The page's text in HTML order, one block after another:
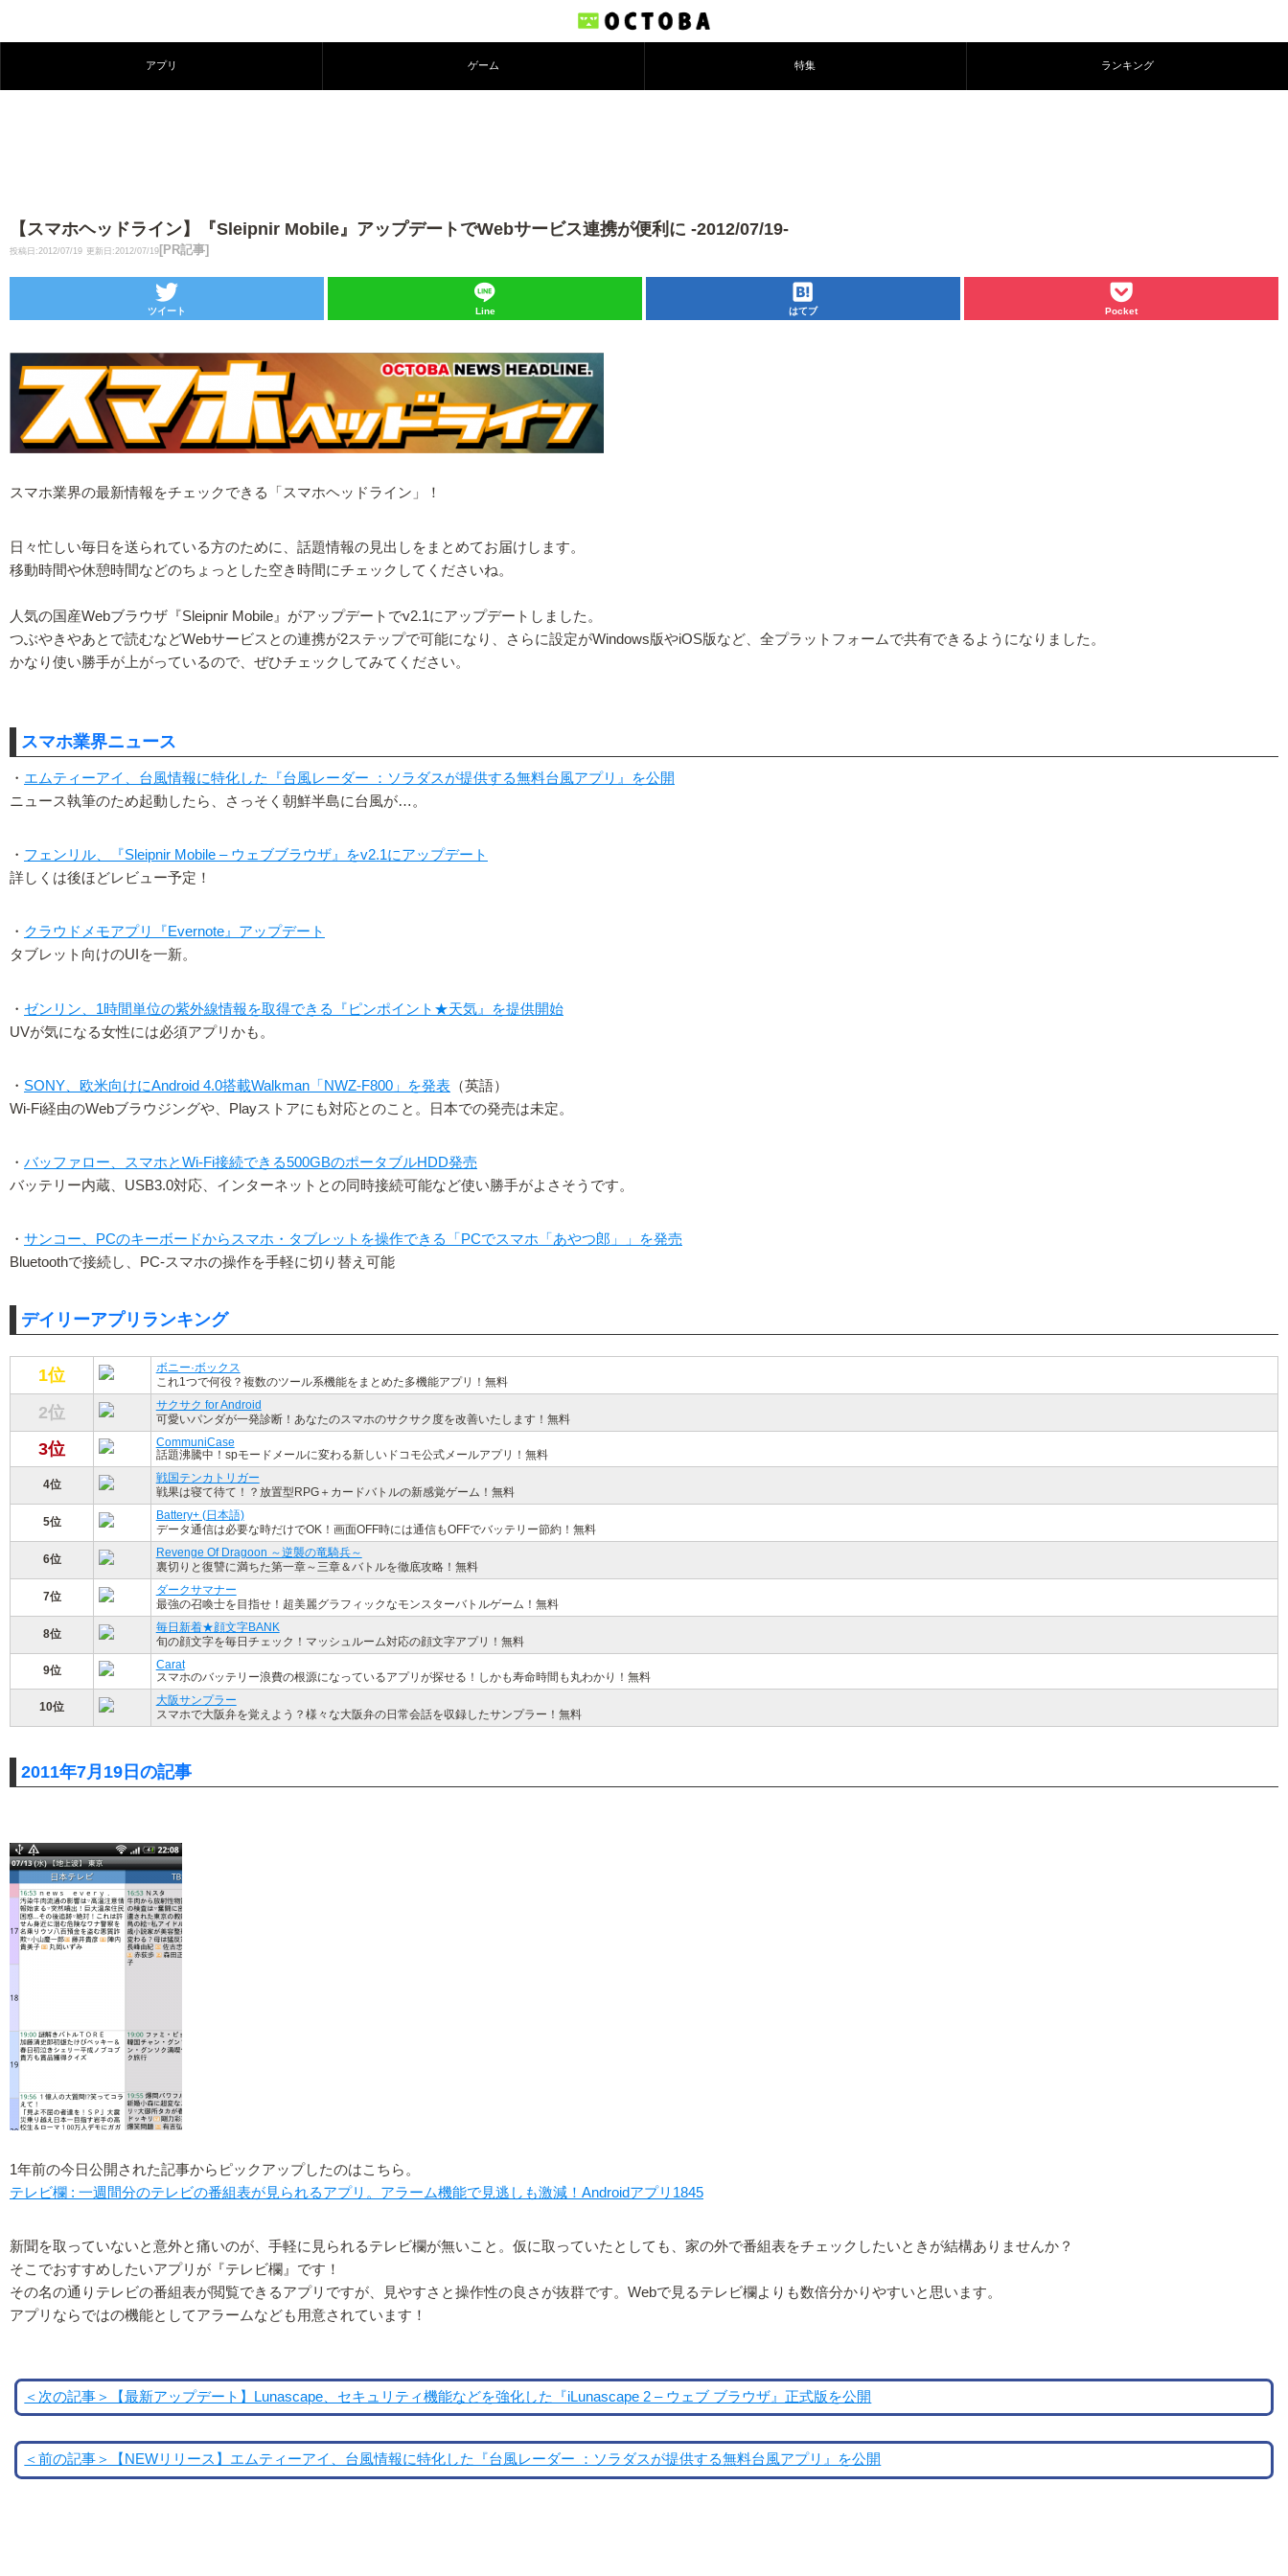
アプリ ゲーム 特集 ランキング
【スマホヘッドライン】『Sleipnir Mobile』アップデートでWebサービス連携が便利に -2012/07/19-
投稿日:2012/07/19 更新日:2012/07/19 [PR記事]
ツイート Line はてブ Pocket
スマホ業界の最新情報をチェックできる「スマホヘッドライン」！
日々忙しい毎日を送られている方のために、話題情報の見出しをまとめてお届けします。
移動時間や休憩時間などのちょっとした空き時間にチェックしてくださいね。
人気の国産Webブラウザ『Sleipnir Mobile』がアップデートでv2.1にアップデートしました。
つぶやきやあとで読むなどWebサービスとの連携が2ステップで可能になり、さらに設定がWindows版やiOS版など、全プラットフォームで共有できるようになりました。
かなり使い勝手が上がっているので、ぜひチェックしてみてください。
スマホ業界ニュース
・ エムティーアイ、台風情報に特化した『台風レーダー ：ソラダスが提供する無料台風アプリ』を公開
ニュース執筆のため起動したら、さっそく朝鮮半島に台風が…。
・ フェンリル、『Sleipnir Mobile – ウェブブラウザ』をv2.1にアップデート
詳しくは後ほどレビュー予定！
・ クラウドメモアプリ『Evernote』アップデート
タブレット向けのUIを一新。
・ ゼンリン、1時間単位の紫外線情報を取得できる『ピンポイント★天気』を提供開始
UVが気になる女性には必須アプリかも。
・ SONY、欧米向けにAndroid 4.0搭載Walkman「NWZ-F800」を発表 （英語）
Wi-Fi経由のWebブラウジングや、Playストアにも対応とのこと。日本での発売は未定。
・ バッファロー、スマホとWi-Fi接続できる500GBのポータブルHDD発売
バッテリー内蔵、USB3.0対応、インターネットとの同時接続可能など使い勝手がよさそうです。
・ サンコー、PCのキーボードからスマホ・タブレットを操作できる「PCでスマホ「あやつ郎」」を発売
Bluetoothで接続し、PC-スマホの操作を手軽に切り替え可能
デイリーアプリランキング
1位
ボニー·ボックス
これ1つで何役？複数のツール系機能をまとめた多機能アプリ！無料
2位
サクサク for Android
可愛いパンダが一発診断！あなたのスマホのサクサク度を改善いたします！無料
3位
CommuniCase
話題沸騰中！spモードメールに変わる新しいドコモ公式メールアプリ！無料
4位
戦国テンカトリガー
戦果は寝て待て！？放置型RPG＋カードバトルの新感覚ゲーム！無料
5位
Battery+ (日本語)
データ通信は必要な時だけでOK！画面OFF時には通信もOFFでバッテリー節約！無料
6位
Revenge Of Dragoon ～逆襲の竜騎兵～
裏切りと復讐に満ちた第一章～三章＆バトルを徹底攻略！無料
7位
ダークサマナー
最強の召喚士を目指せ！超美麗グラフィックなモンスターバトルゲーム！無料
8位
毎日新着★顔文字BANK
旬の顔文字を毎日チェック！マッシュルーム対応の顔文字アプリ！無料
9位
Carat
スマホのバッテリー浪費の根源になっているアプリが探せる！しかも寿命時間も丸わかり！無料
10位
大阪サンプラー
スマホで大阪弁を覚えよう？様々な大阪弁の日常会話を収録したサンプラー！無料
2011年7月19日の記事
1年前の今日公開された記事からピックアップしたのはこちら。
テレビ欄 : 一週間分のテレビの番組表が見られるアプリ。アラーム機能で見逃しも激減！Androidアプリ1845
新聞を取っていないと意外と痛いのが、手軽に見られるテレビ欄が無いこと。仮に取っていたとしても、家の外で番組表をチェックしたいときが結構ありませんか？
そこでおすすめしたいアプリが『テレビ欄』です！
その名の通りテレビの番組表が閲覧できるアプリですが、見やすさと操作性の良さが抜群です。Webで見るテレビ欄よりも数倍分かりやすいと思います。
アプリならではの機能としてアラームなども用意されています！
＜次の記事＞【最新アップデート】Lunascape、セキュリティ機能などを強化した『iLunascape 2 – ウェブ ブラウザ』正式版を公開
＜前の記事＞【NEWリリース】エムティーアイ、台風情報に特化した『台風レーダー ：ソラダスが提供する無料台風アプリ』を公開